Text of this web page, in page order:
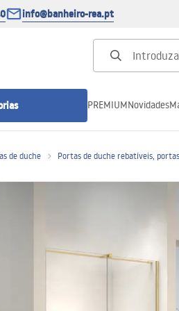
info@banheiro-rea.pt
duche
PREMIUMNovidades
de duche Portas de duche rebatíveis,